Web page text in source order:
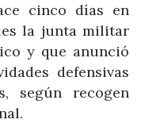
cinco días en
la junta militar
y que anunció
defensivas
según recogen